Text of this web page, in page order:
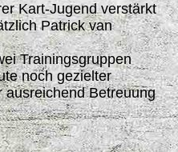
Kart-Jugend verstärkt
Patrick van
Trainingsgruppen
noch gezielter
ausreichend Betreuung